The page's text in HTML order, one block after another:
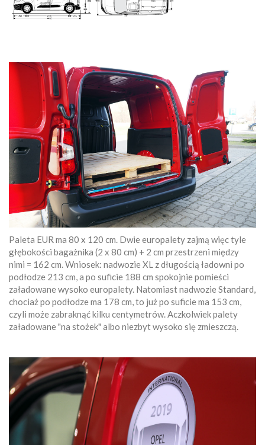
Paleta EUR ma 80 x 120 cm. Dwie europalety zajmą więc tyle
głębokości bagażnika (2 x 80 cm) + 2 cm przestrzeni między
nimi = 162 cm. Wniosek: nadwozie XL z długością ładowni po
podłodze 213 cm, a po suficie 188 cm spokojnie pomieści
załadowane wysoko europalety. Natomiast nadwozie Standard,
chociaż po podłodze ma 178 cm, to już po suficie ma 153 cm,
czyli może zabraknąć kilku centymetrów. Aczkolwiek palety
załadowane "na stożek" albo niezbyt wysoko się zmieszczą.